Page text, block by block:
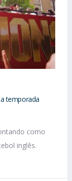
temporada
como
inglês.